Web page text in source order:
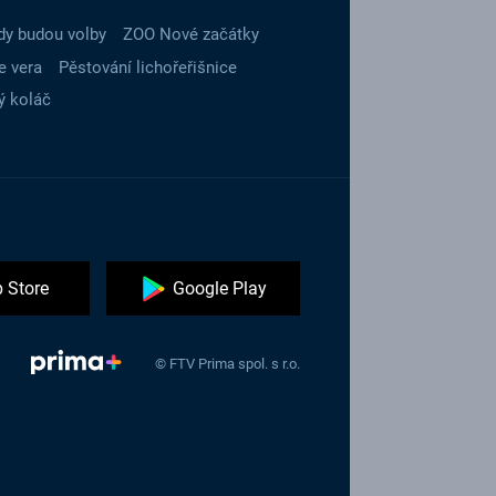
budou volby
ZOO Nové začátky
vera
Pěstování lichořeřišnice
koláč
Store Google Play
© FTV Prima spol. s r.o.